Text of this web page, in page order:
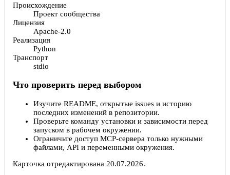
Происхождение
Проект сообщества
Лицензия
Apache-2.0
Реализация
Python
Транспорт
stdio
Что проверить перед выбором
Изучите README, открытые issues и историю
последних изменений в репозитории.
Проверьте команду установки и зависимости перед
запуском в рабочем окружении.
Ограничьте доступ MCP-сервера только нужными
файлами, API и переменными окружения.
Карточка отредактирована 20.07.2026.